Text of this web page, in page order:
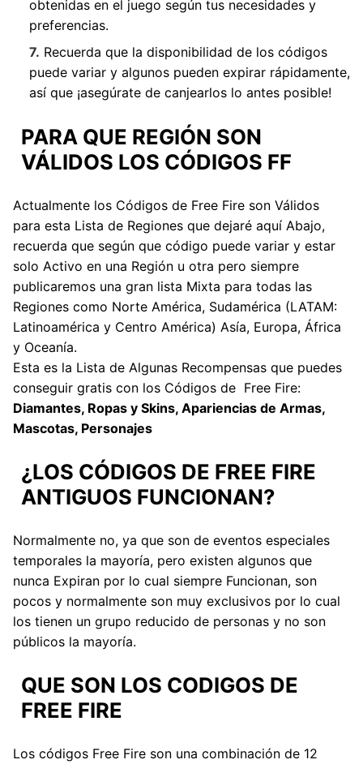
obtenidas en el juego según tus necesidades y
preferencias.
Recuerda que la disponibilidad de los códigos
puede variar y algunos pueden expirar rápidamente,
así que ¡asegúrate de canjearlos lo antes posible!
PARA QUE REGIÓN SON
VÁLIDOS LOS CÓDIGOS FF
Actualmente los Códigos de Free Fire son Válidos
para esta Lista de Regiones que dejaré aquí Abajo,
recuerda que según que código puede variar y estar
solo Activo en una Región u otra pero siempre
publicaremos una gran lista Mixta para todas las
Regiones como Norte América, Sudamérica (LATAM:
Latinoamérica y Centro América) Asía, Europa, África
y Oceanía.
Esta es la Lista de Algunas Recompensas que puedes
conseguir gratis con los Códigos de Free Fire:
Diamantes, Ropas y Skins, Apariencias de Armas,
Mascotas, Personajes
¿LOS CÓDIGOS DE FREE FIRE
ANTIGUOS FUNCIONAN?
Normalmente no, ya que son de eventos especiales
temporales la mayoría, pero existen algunos que
nunca Expiran por lo cual siempre Funcionan, son
pocos y normalmente son muy exclusivos por lo cual
los tienen un grupo reducido de personas y no son
públicos la mayoría.
QUE SON LOS CODIGOS DE
FREE FIRE
Los códigos Free Fire son una combinación de 12